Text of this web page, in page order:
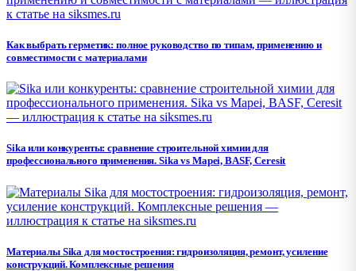
Как выбрать герметик: полное руководство по типам, применению и
совместимости с материалами
Sika или конкуренты: сравнение строительной химии для
профессионального применения. Sika vs Mapei, BASF, Ceresit
Материалы Sika для мостостроения: гидроизоляция, ремонт, усиление
конструкций. Комплексные решения